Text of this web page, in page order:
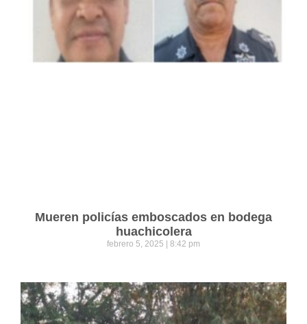
Mueren policías emboscados en bodega
huachicolera
febrero 5, 2025 8:42 pm